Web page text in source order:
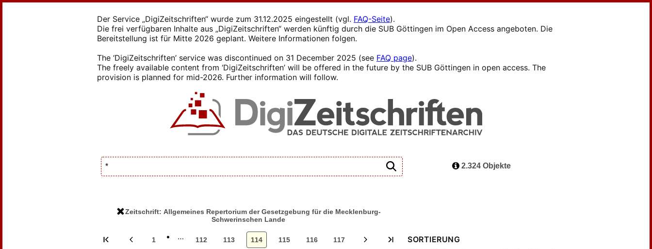
Der Service „DigiZeitschriften“ wurde zum 31.12.2025 eingestellt (vgl. FAQ-Seite).
Die frei verfügbaren Inhalte aus „DigiZeitschriften“ werden künftig durch die SUB Göttingen im Open Access angeboten. Die
Bereitstellung ist für Mitte 2026 geplant. Weitere Informationen folgen.
The ‘DigiZeitschriften’ service was discontinued on 31 December 2025 (see FAQ page).
The freely available content from ‘DigiZeitschriften’ will be offered in the future by the SUB Göttingen in open access. The
provision is planned for mid-2026. Further information will follow.
Zeitschrift: Allgemeines Repertorium der Gesetzgebung für die Mecklenburg-
Schwerinschen Lande
2.324 Objekte
1 … 112 113 114 115 116 117
SORTIERUNG